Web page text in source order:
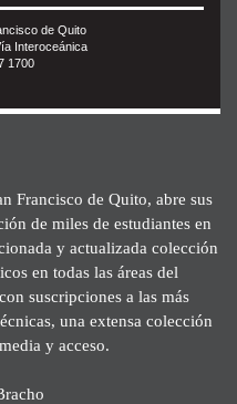
de Quito
Interoceánica
1700
Francisco de Quito, abre sus
de miles de estudiantes en
y actualizada colección
en todas las áreas del
suscripciones a las más
una extensa colección
y acceso.